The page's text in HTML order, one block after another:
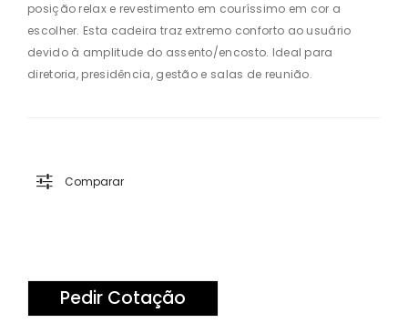
ató
ria
Ver
posição relax e revestimento em couríssimo em cor a
escolher. Esta cadeira traz extremo conforto ao usuário
devido à amplitude do assento/encosto. Ideal para
diretoria, presidência, gestão e salas de reunião.
Comparar
Pedir Cotação